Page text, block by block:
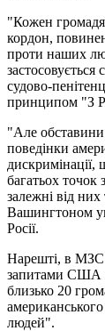
"Кожен
кордон,
проти наших
застосовується
судово-
принципом "З
"Але обставини
поведінки
багатьох
залежні від
Вашингтоном
Росії.
Нарешті, в МЗС
запитами США в
близько 20
людей".